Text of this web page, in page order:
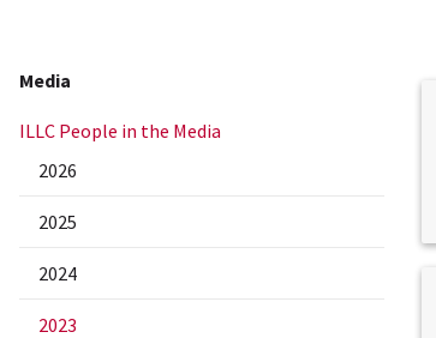
Media
ILLC People in the Media
2026
2025
2024
2023